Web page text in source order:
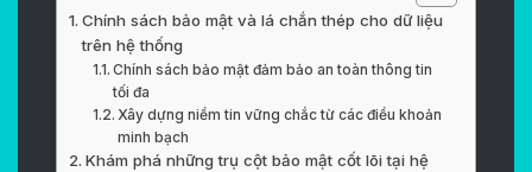
Chính sách bảo mật và lá chắn thép cho dữ liệu
trên hệ thống
Chính sách bảo mật đảm bảo an toàn thông tin
tối đa
Xây dựng niềm tin vững chắc từ các điều khoản
minh bạch
Khám phá những trụ cột bảo mật cốt lõi tại hệ